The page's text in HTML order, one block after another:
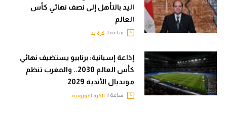
اليد بالتأهل إلى نصف نهائي كأس
العالم
ساعة | كرة يد
إذاعة إسبانية: برنابيو يستضيف نهائي
كأس العالم 2030.. والمغرب تنظم
مونديال الأندية 2029
ساعة | الكرة الأوروبية